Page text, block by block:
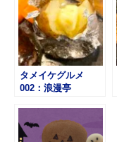
タメイケグルメ
002：浪漫亭